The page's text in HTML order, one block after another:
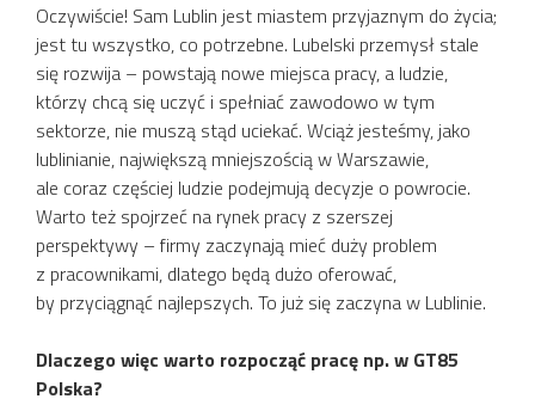
Oczywiście! Sam Lublin jest miastem przyjaznym do życia;
jest tu wszystko, co potrzebne. Lubelski przemysł stale
się rozwija – powstają nowe miejsca pracy, a ludzie,
którzy chcą się uczyć i spełniać zawodowo w tym
sektorze, nie muszą stąd uciekać. Wciąż jesteśmy, jako
lublinianie, największą mniejszością w Warszawie,
ale coraz częściej ludzie podejmują decyzje o powrocie.
Warto też spojrzeć na rynek pracy z szerszej
perspektywy – firmy zaczynają mieć duży problem
z pracownikami, dlatego będą dużo oferować,
by przyciągnąć najlepszych. To już się zaczyna w Lublinie.
Dlaczego więc warto rozpocząć pracę np. w GT85
Polska?